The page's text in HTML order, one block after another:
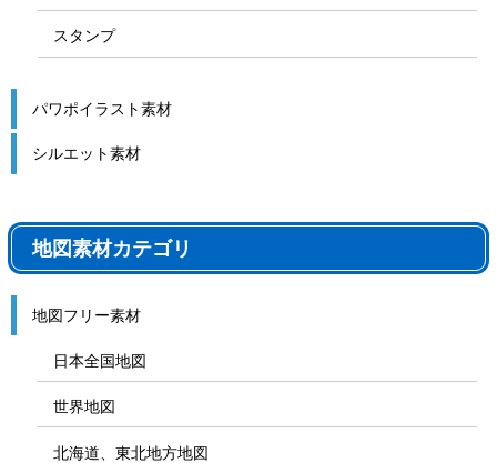
スタンプ
パワポイラスト素材
シルエット素材
地図素材カテゴリ
地図フリー素材
日本全国地図
世界地図
北海道、東北地方地図